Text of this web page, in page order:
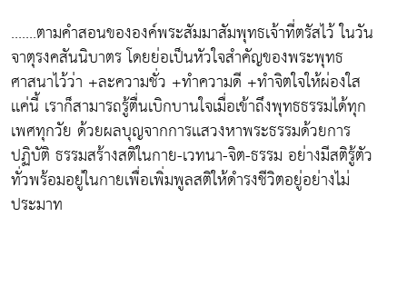
.......ตามคำสอนขององค์พระสัมมาสัมพุทธเจ้าที่ตรัสไว้ ในวัน
จาตุรงคสันนิบาตร โดยย่อเป็นหัวใจสำคัญของพระพุทธ
ศาสนาไว้ว่า +ละความชั่ว +ทำความดี +ทำจิตใจให้ผ่องใส
เเค่นี้ เราก็สามารถรู้ตื่นเบิกบานใจเมื่อเข้าถึงพุทธธรรมได้ทุก
เพศทุกวัย ด้วยผลบุญจากการเเสวงหาพระธรรมด้วยการ
ปฏิบัติ ธรรมสร้างสติในกาย-เวทนา-จิต-ธรรม อย่างมีสติรู้ตัว
ทั่วพร้อมอยู่ในกายเพื่อเพิ่มพูลสติให้ดำรงชีวิตอยู่อย่างไม่
ประมาท